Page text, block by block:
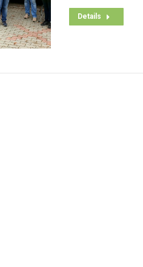
Details